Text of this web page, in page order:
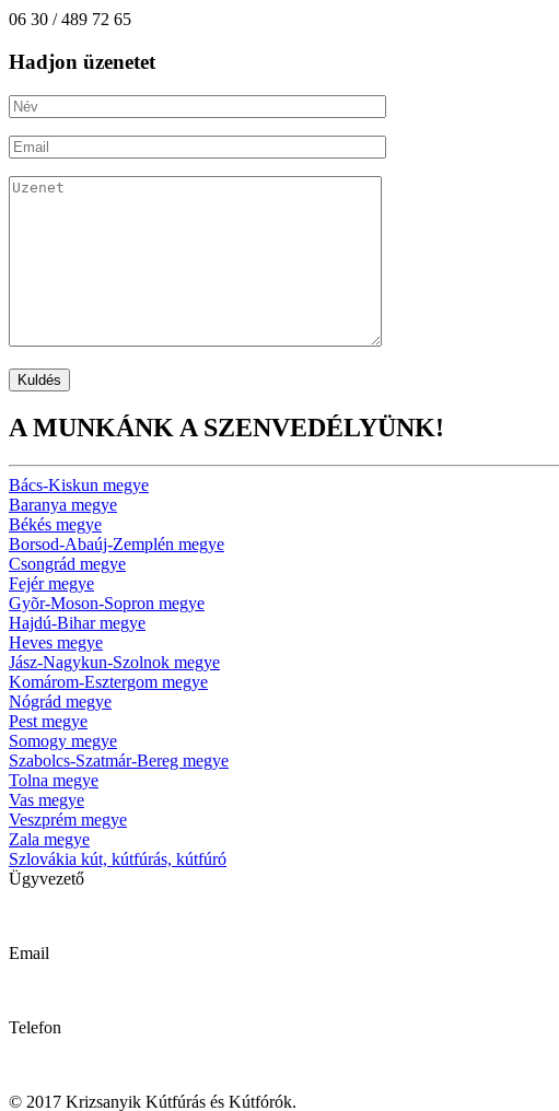
06 30 / 489 72 65
Hadjon üzenetet
A MUNKÁNK A SZENVEDÉLYÜNK!
Bács-Kiskun megye
Baranya megye
Békés megye
Borsod-Abaúj-Zemplén megye
Csongrád megye
Fejér megye
Gyõr-Moson-Sopron megye
Hajdú-Bihar megye
Heves megye
Jász-Nagykun-Szolnok megye
Komárom-Esztergom megye
Nógrád megye
Pest megye
Somogy megye
Szabolcs-Szatmár-Bereg megye
Tolna megye
Vas megye
Veszprém megye
Zala megye
Szlovákia kút, kútfúrás, kútfúró
Ügyvezető
Email
Telefon
© 2017 Krizsanyik Kútfúrás és Kútfórók.